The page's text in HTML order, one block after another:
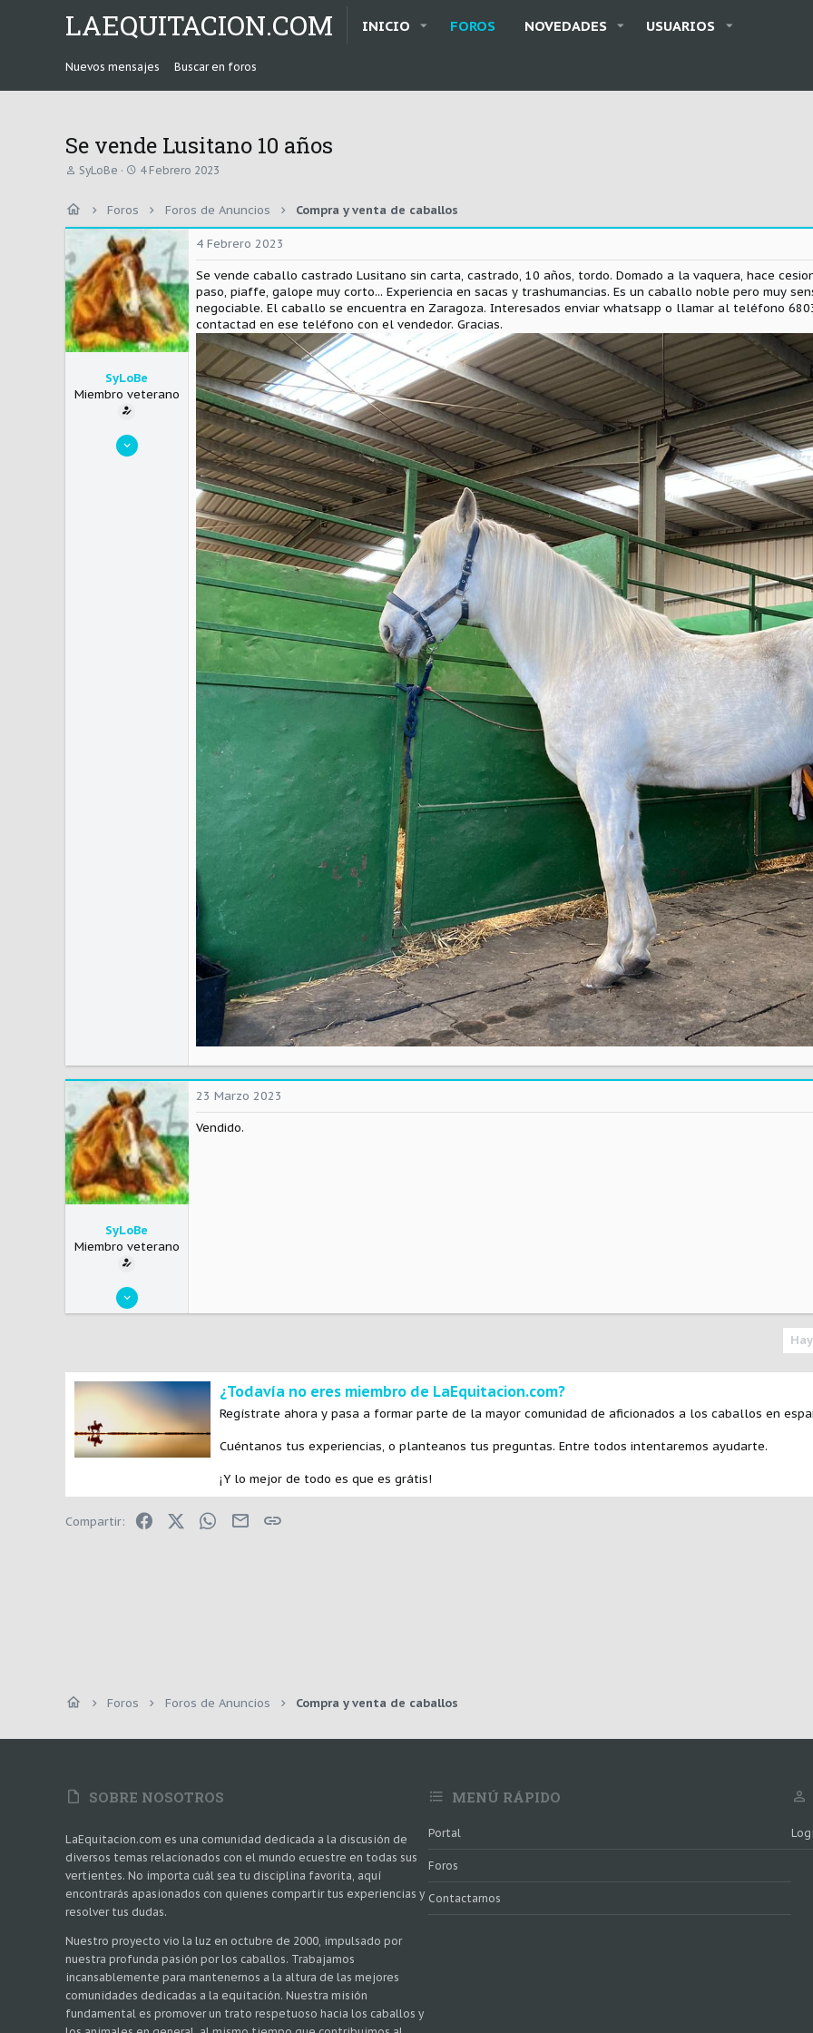
LAEQUITACION.COM INICIO FOROS NOVEDADES USUARIOS
Nuevos mensajes Buscar en foros
Se vende Lusitano 10 años
A
o
r
SyLoBe
F
a
d
e
i
n
i
c
o
4 Febrero 2023
Foros Foros de Anuncios Compra y venta de caballos
SyLoBe
Miembro veterano
7 Abril 2011
4 Febrero 2023
Se vende caballo castrado Lusitano sin carta, castrado, 10 años, tordo. Domado a la vaquera, hace
paso, piaffe, galope muy corto... Experiencia en sacas y trashumancias. Es un caballo noble pero muy
negociable. El caballo se encuentra en Zaragoza. Interesados enviar whatsapp o llamar al teléfono
contactad en ese teléfono con el vendedor. Gracias.
SyLoBe
Miembro veterano
7 Abril 2011
7.045
lalobera.weebly.com
23 Marzo 2023
Vendido.
¿Todavía no eres miembro de LaEquitacion.com?
Regístrate ahora y pasa a formar parte de la mayor comunidad de aficionados a los caballos en
Cuéntanos tus experiencias, o planteanos tus preguntas. Entre todos intentaremos ayudarte.
¡Y lo mejor de todo es que es grátis!
Compartir: FacebookX (Twitter)WhatsApp
E-mail
Foros Foros de Anuncios Compra y venta de caballos
SOBRE NOSOTROS
LaEquitacion.com es una comunidad dedicada a la discusión de
diversos temas relacionados con el mundo ecuestre en todas sus
vertientes. No importa cuál sea tu disciplina favorita, aquí
encontrarás apasionados con quienes compartir tus experiencias y
resolver tus dudas.
Nuestro proyecto vio la luz en octubre de 2000, impulsado por
nuestra profunda pasión por los caballos. Trabajamos
incansablemente para mantenernos a la altura de las mejores
comunidades dedicadas a la equitación. Nuestra misión
fundamental es promover un trato respetuoso hacia los caballos y
MENÚ RÁPIDO
Portal
Foros
Contactarnos